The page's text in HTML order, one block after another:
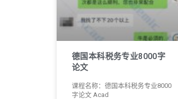
德国本科税务专业8000字
论文
课程名称：德国本科税务专业8000
字论文 Acad